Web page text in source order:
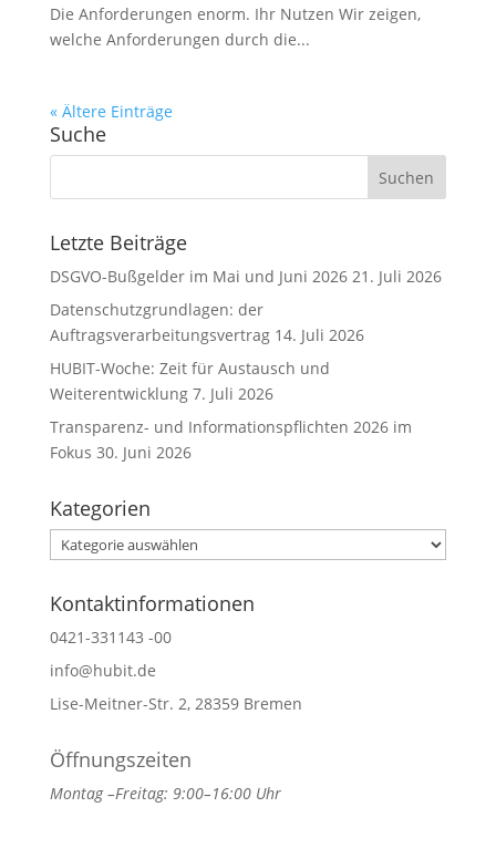
Die Anforderungen enorm. Ihr Nutzen Wir zeigen,
welche Anforderungen durch die...
« Ältere Einträge
Suche
Letzte Beiträge
DSGVO-Bußgelder im Mai und Juni 2026 21. Juli 2026
Datenschutzgrundlagen: der
Auftragsverarbeitungsvertrag 14. Juli 2026
HUBIT-Woche: Zeit für Austausch und
Weiterentwicklung 7. Juli 2026
Transparenz- und Informationspflichten 2026 im
Fokus 30. Juni 2026
Kategorien
Kategorien
Kontaktinformationen
0421-331143 -00
info@hubit.de
Lise-Meitner-Str. 2, 28359 Bremen
Öffnungszeiten
Montag –Freitag: 9:00–16:00 Uhr